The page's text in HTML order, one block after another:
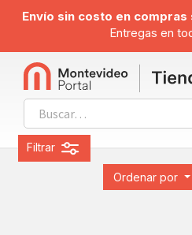
Envío sin costo en
Entregas en
Ordenar por
Filtrar